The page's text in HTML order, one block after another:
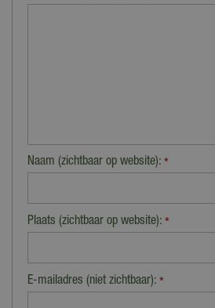
Naam (zichtbaar op website): *
Plaats (zichtbaar op website): *
E-mailadres (niet zichtbaar): *